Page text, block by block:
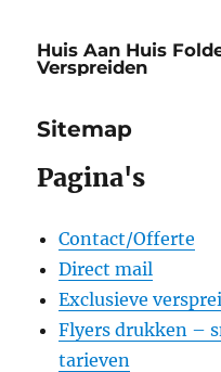
Huis Aan Huis
Verspreiden
Sitemap
Pagina's
Contact/Offerte
Direct mail
Exclusieve
Flyers drukken –
tarieven